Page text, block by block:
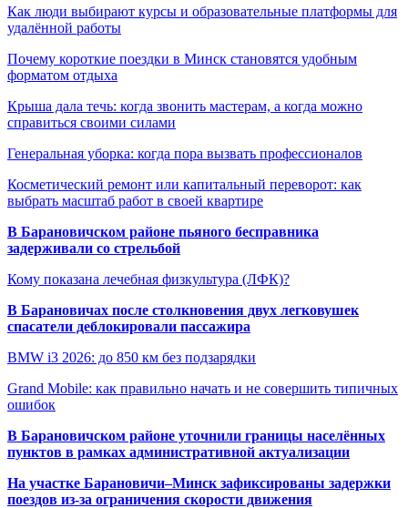
Как люди выбирают курсы и образовательные платформы для
удалённой работы
Почему короткие поездки в Минск становятся удобным
форматом отдыха
Крыша дала течь: когда звонить мастерам, а когда можно
справиться своими силами
Генеральная уборка: когда пора вызвать профессионалов
Косметический ремонт или капитальный переворот: как
выбрать масштаб работ в своей квартире
В Барановичском районе пьяного бесправника
задерживали со стрельбой
Кому показана лечебная физкультура (ЛФК)?
В Барановичах после столкновения двух легковушек
спасатели деблокировали пассажира
BMW i3 2026: до 850 км без подзарядки
Grand Mobile: как правильно начать и не совершить типичных
ошибок
В Барановичском районе уточнили границы населённых
пунктов в рамках административной актуализации
На участке Барановичи–Минск зафиксированы задержки
поездов из-за ограничения скорости движения